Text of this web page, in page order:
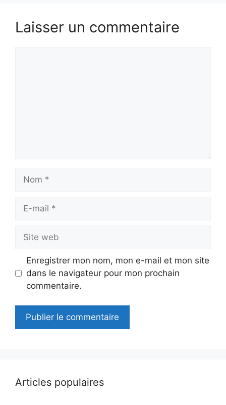
Laisser un commentaire
Nom
Site
web
Enregistrer mon nom, mon e-mail et mon site
dans le navigateur pour mon prochain
commentaire.
Articles populaires